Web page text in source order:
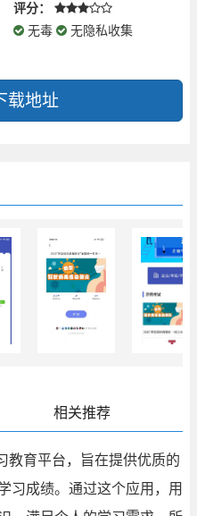
评分：
无毒
无隐私收集
载地址
相关推荐
教育平台，旨在提供优质的
习成绩。通过这个应用，用